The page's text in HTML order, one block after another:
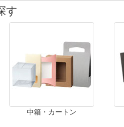
す
中箱・カートン